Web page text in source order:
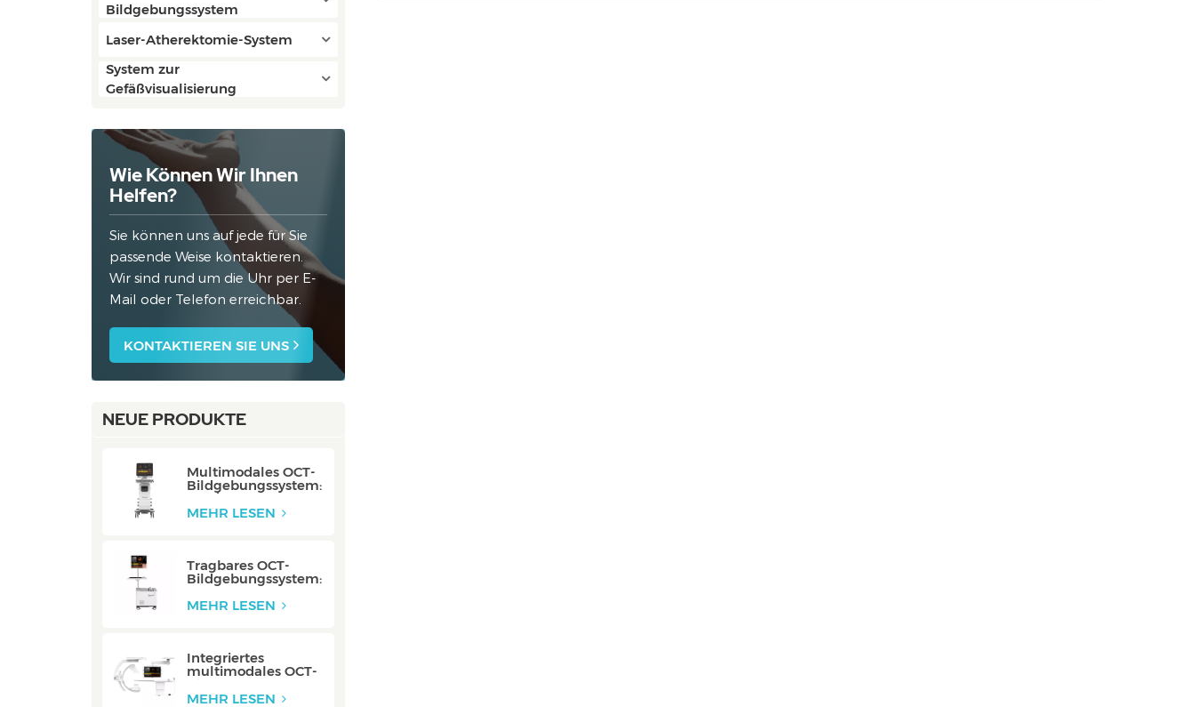
Bildgebungssystem
Laser-Atherektomie-System
System zur
Gefäßvisualisierung
Wie Können Wir Ihnen
Helfen?
Sie können uns auf jede für Sie
passende Weise kontaktieren.
Wir sind rund um die Uhr per E-
Mail oder Telefon erreichbar.
KONTAKTIEREN SIE UNS
NEUE PRODUKTE
Multimodales OCT-
Bildgebungssystem:
P80/P80-E
MEHR LESEN
Tragbares OCT-
Bildgebungssystem:
Mobile/Mobile-E
MEHR LESEN
Integriertes
multimodales OCT-
Integriert
MEHR LESEN